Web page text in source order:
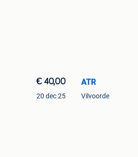
€ 40,00
20 dec 25
ATR
Vilvoorde